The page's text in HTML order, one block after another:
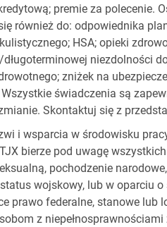
premie za polecenie.
również do: odpowiednika
HSA; opieki
niezdolności
zniżek na
świadczenia są
Skontaktuj się z
i wsparcia w środowisku
bierze pod uwagę
pochodzenie
wojskowy, lub w oparciu
prawo federalne, stanowe lub
z